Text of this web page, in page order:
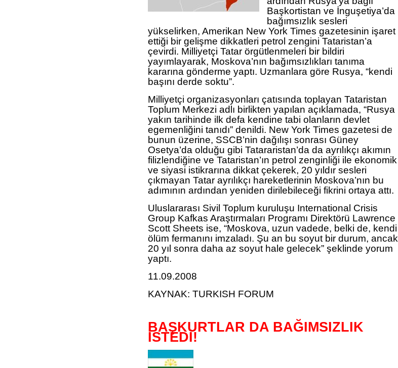
Başkortistan ve İnguşetiya’da
bağımsızlık sesleri
yükselirken, Amerikan New York Times gazetesinin işaret
ettiği bir gelişme dikkatleri petrol zengini Tataristan’a
çevirdi. Milliyetçi Tatar örgütlenmeleri bir bildiri
yayımlayarak, Moskova’nın bağımsızlıkları tanıma
kararına gönderme yaptı. Uzmanlara göre Rusya, “kendi
başını derde soktu”.
Milliyetçi organizasyonları çatısında toplayan Tataristan
Toplum Merkezi adlı birlikten yapılan açıklamada, “Rusya
yakın tarihinde ilk defa kendine tabi olanların devlet
egemenliğini tanıdı” denildi. New York Times gazetesi de
bunun üzerine, SSCB’nin dağılışı sonrası Güney
Osetya’da olduğu gibi Tatararistan’da da ayrılıkçı akımın
filizlendiğine ve Tataristan’ın petrol zenginliği ile ekonomik
ve siyasi istikrarına dikkat çekerek, 20 yıldır sesleri
çıkmayan Tatar ayrılıkçı hareketlerinin Moskova’nın bu
adımının ardından yeniden dirilebileceği fikrini ortaya attı.
Uluslararası Sivil Toplum kuruluşu International Crisis
Group Kafkas Araştırmaları Programı Direktörü Lawrence
Scott Sheets ise, “Moskova, uzun vadede, belki de, kendi
ölüm fermanını imzaladı. Şu an bu soyut bir durum, ancak
20 yıl sonra daha az soyut hale gelecek” şeklinde yorum
yaptı.
11.09.2008
KAYNAK: TURKISH FORUM
BAŞKURTLAR DA BAĞIMSIZLIK
İSTEDİ!